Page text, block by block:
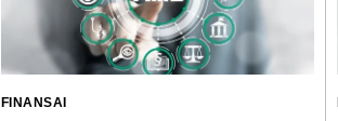
FINANSAI